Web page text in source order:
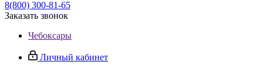
8(800) 300-81-65
Заказать звонок
Чебоксары
Личный кабинет